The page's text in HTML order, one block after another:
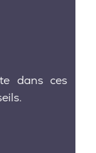
dans ces